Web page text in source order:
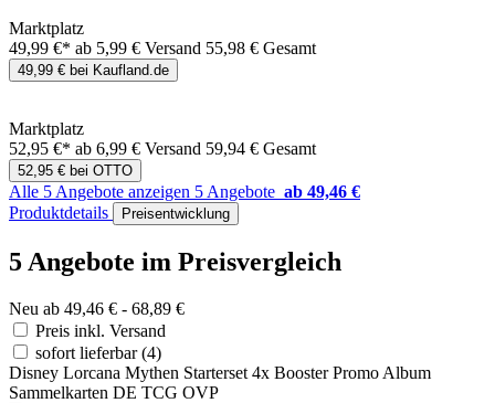
Marktplatz
49,99 €* ab 5,99 € Versand 55,98 € Gesamt
49,99 € bei Kaufland.de
Marktplatz
52,95 €* ab 6,99 € Versand 59,94 € Gesamt
52,95 € bei OTTO
Alle 5 Angebote anzeigen 5 Angebote ab 49,46 €
Produktdetails
Preisentwicklung
5 Angebote im Preisvergleich
Neu ab 49,46 € - 68,89 €
Preis inkl. Versand
sofort lieferbar(4)
Disney Lorcana Mythen Starterset 4x Booster Promo Album
Sammelkarten DE TCG OVP